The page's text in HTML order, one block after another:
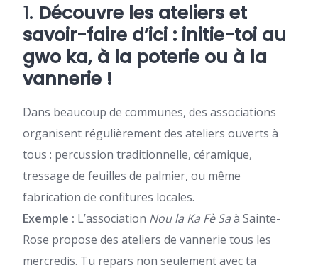
1. Découvre les ateliers et
savoir-faire d’ici : initie-toi au
gwo ka, à la poterie ou à la
vannerie !
Dans beaucoup de communes, des associations
organisent régulièrement des ateliers ouverts à
tous : percussion traditionnelle, céramique,
tressage de feuilles de palmier, ou même
fabrication de confitures locales.
Exemple : L’association Nou la Ka Fè Saà Sainte-
Rose propose des ateliers de vannerie tous les
mercredis. Tu repars non seulement avec ta